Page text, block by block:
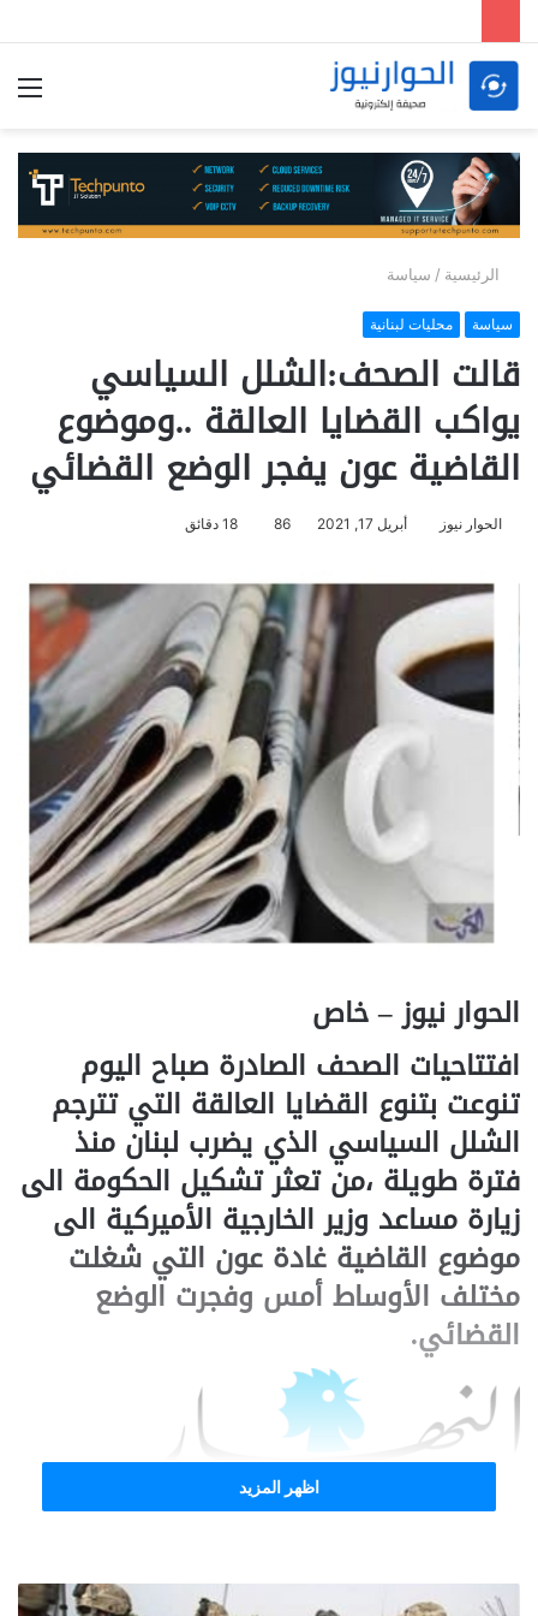
الرئيسية / سياسة
سياسة محليات لبنانية
قالت الصحف:الشلل السياسي
يواكب القضايا العالقة ..وموضوع
القاضية عون يفجر الوضع القضائي
الحوار نيوز أبريل 17, 2021 86
الحوار نيوز – خاص
افتتاحيات الصحف الصادرة صباح اليوم
تنوعت بتنوع القضايا العالقة التي تترجم
الشلل السياسي الذي يضرب لبنان منذ
فترة طويلة ،من تعثر تشكيل الحكومة الى
زيارة مساعد وزير الخارجية الأميركية الى
موضوع القاضية غادة عون التي شغلت
مختلف الأوساط أمس وفجرت الوضع
القضائي.
كتبت “النهار” تقول: غادر وكيل وزارة
ديفيد هيل بيروت، كما عاد رئيس
اظهر المزيد